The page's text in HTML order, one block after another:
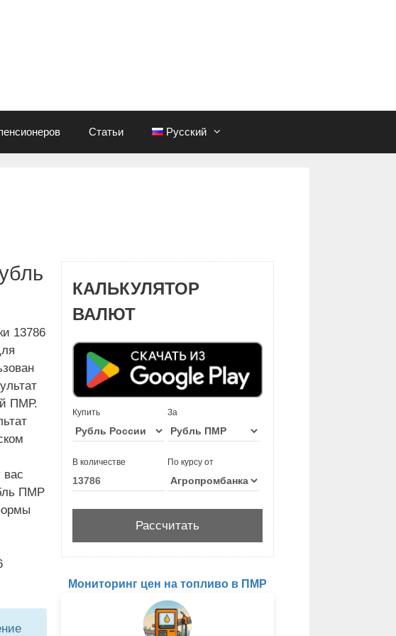
Статьи Русский
13786
ПМР.
вас
ПМР
КАЛЬКУЛЯТОР
ВАЛЮТ
Купить За
В количестве По курсу от
Мониторинг цен на топливо в ПМР